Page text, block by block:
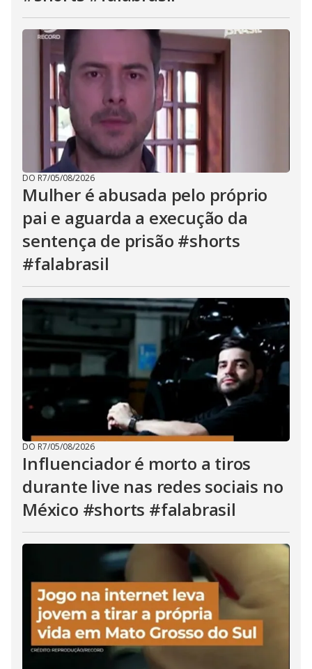
DO R7/05/08/2026
Mulher é abusada pelo próprio
pai e aguarda a execução da
sentença de prisão #shorts
#falabrasil
DO R7/05/08/2026
Influenciador é morto a tiros
durante live nas redes sociais no
México #shorts #falabrasil